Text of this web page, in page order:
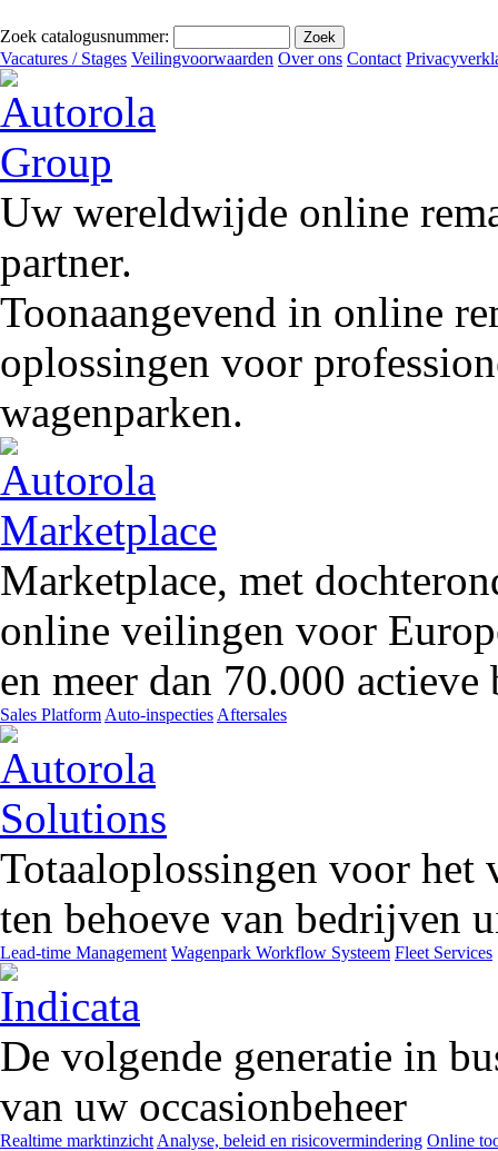
Zoek catalogusnummer:
Vacatures / Stages Veilingvoorwaarden Over ons Contact
Uw wereldwijde online
partner.
Toonaangevend in online
oplossingen voor
wagenparken.
Marketplace, met
online veilingen voor
en meer dan 70.000 actieve
Sales Platform Auto-inspecties Aftersales
Totaaloplossingen voor het
ten behoeve van bedrijven
Lead-time Management Wagenpark Workflow Systeem Fleet Services
De volgende generatie in
van uw occasionbeheer
Realtime marktinzicht Analyse, beleid en risicovermindering Online